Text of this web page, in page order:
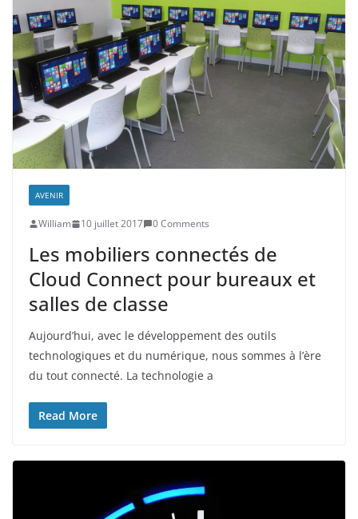
AVENIR
William 10 juillet 2017 0 Comments
Les mobiliers connectés de
Cloud Connect pour bureaux et
salles de classe
Aujourd’hui, avec le développement des outils
technologiques et du numérique, nous sommes à l’ère
du tout connecté. La technologie a
Read More